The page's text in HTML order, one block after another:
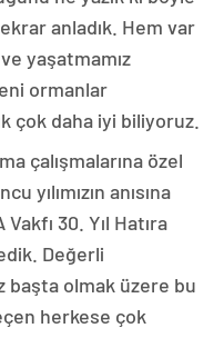
anladık. Hem var
yaşatmamız
ormanlar
çok daha iyi biliyoruz.
çalışmalarına özel
yılımızın anısına
30. Yıl Hatıra
Değerli
başta olmak üzere bu
herkese çok